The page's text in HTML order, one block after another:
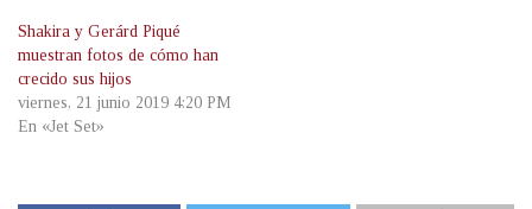
Shakira y Gerárd Piqué
muestran fotos de cómo han
crecido sus hijos
viernes, 21 junio 2019 4:20 PM
En «Jet Set»